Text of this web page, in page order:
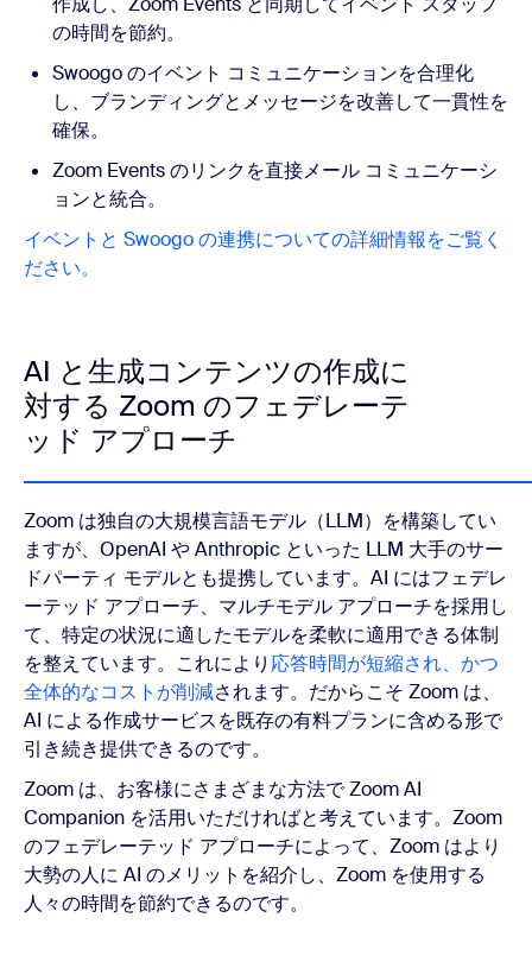
の時間を節約。
Swoogo のイベント コミュニケーションを合理化
し、ブランディングとメッセージを改善して一貫性を
確保。
Zoom Events のリンクを直接メール コミュニケーシ
ョンと統合。
イベントと Swoogo の連携についての詳細情報をご覧く
ださい。
AI と生成コンテンツの作成に
対する Zoom のフェデレーテ
ッド アプローチ
Zoom は独自の大規模言語モデル（LLM）を構築してい
ますが、OpenAI や Anthropic といった LLM 大手のサー
ドパーティ モデルとも提携しています。AI にはフェデレ
ーテッド アプローチ、マルチモデル アプローチを採用し
て、特定の状況に適したモデルを柔軟に適用できる体制
を整えています。これにより 応答時間が短縮され、かつ
全体的なコストが削減されます。だからこそ Zoom は、
AI による作成サービスを既存の有料プランに含める形で
引き続き提供できるのです。
Zoom は、お客様にさまざまな方法で Zoom AI
Companion を活用いただければと考えています。Zoom
のフェデレーテッド アプローチによって、Zoom はより
大勢の人に AI のメリットを紹介し、Zoom を使用する
人々の時間を節約できるのです。